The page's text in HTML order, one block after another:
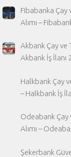
Fibabanka Çay
Alımı –
Akbank Çay ve
Akbank İş İlanı
Halkbank Çay
– Halkbank İş
Odeabank Çay
Alımı –
Şekerbank